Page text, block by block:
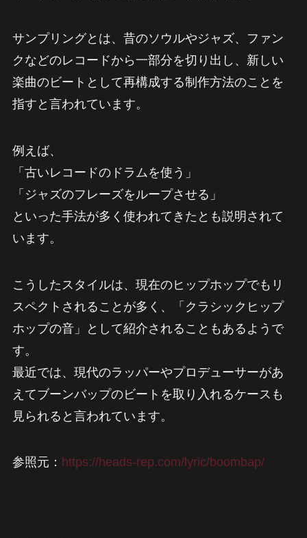
サンプリングとは、昔のソウルやジャズ、ファン
クなどのレコードから一部分を切り出し、新しい
楽曲のビートとして再構成する制作方法のことを
指すと言われています。
例えば、
「古いレコードのドラムを使う」
「ジャズのフレーズをループさせる」
といった手法が多く使われてきたとも説明されて
います。
こうしたスタイルは、現在のヒップホップでもリ
スペクトされることが多く、「クラシックヒップ
ホップの音」として紹介されることもあるようで
す。
最近では、現代のラッパーやプロデューサーがあ
えてブーンバップのビートを取り入れるケースも
見られると言われています。
参照元： https://heads-rep.com/lyric/boombap/